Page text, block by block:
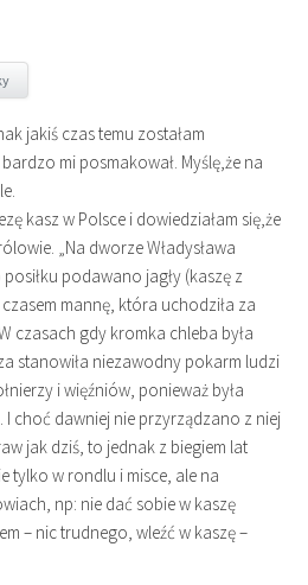
jakiś czas temu zostałam
mi posmakował. Myślę,że na
kasz w Polsce i dowiedziałam się,że
„Na dworze Władysława
podawano jagły (kaszę z
mannę, która uchodziła za
czasach gdy kromka chleba była
stanowiła niezawodny pokarm ludzi
i więźniów, ponieważ była
I choć dawniej nie przyrządzano z niej
jak dziś, to jednak z biegiem lat
tylko w rondlu i misce, ale na
np: nie dać sobie w kaszę
– nic trudnego, wleźć w kaszę –